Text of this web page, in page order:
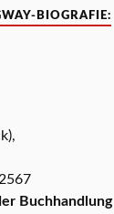
BIOGRAFIE:
Buchhandlung